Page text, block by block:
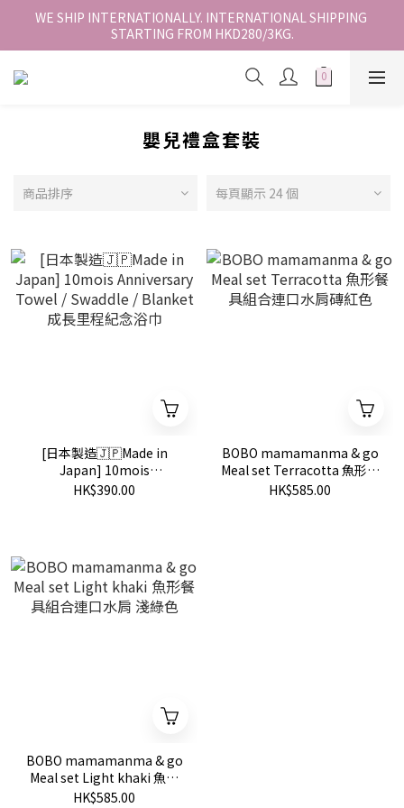
香港地區全店免運。免運費適用於香港順豐站、營業點或智能櫃取
件。
WE SHIP INTERNATIONALLY. INTERNATIONAL SHIPPING
STARTING FROM HKD280/3KG.
香港地區全店免運。免運費適用於香港順豐站、營業點或智能櫃取
嬰兒禮盒套裝
商品排序 每頁顯示 24 個
[日本製造🇯🇵Made in
Japan] 10mois
Anniversary Towel /
HK$390.00
BOBO mamamanma & go
Meal set Terracotta 魚形餐
具組合連口水肩磚紅色
HK$585.00
BOBO mamamanma & go
Meal set Light khaki 魚形
餐具組合連口水肩 淺綠色
HK$585.00